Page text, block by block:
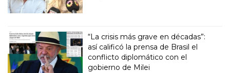
“La crisis más grave en décadas”:
así calificó la prensa de Brasil el
conflicto diplomático con el
gobierno de Milei